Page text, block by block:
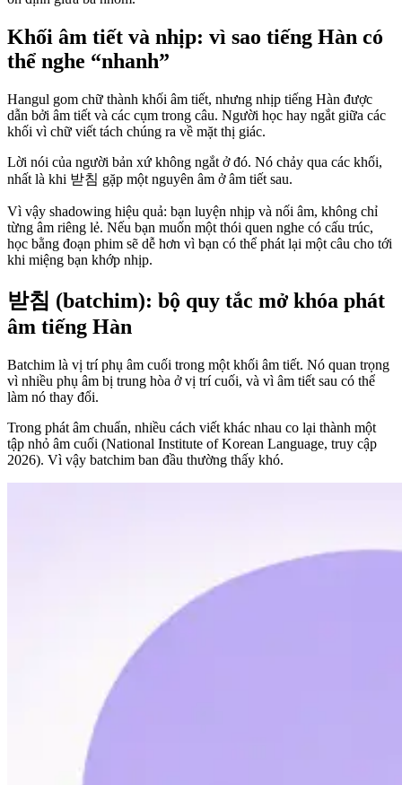
Khối âm tiết và nhịp: vì sao tiếng Hàn có
thể nghe “nhanh”
Hangul gom chữ thành khối âm tiết, nhưng nhịp tiếng Hàn được
dẫn bởi âm tiết và các cụm trong câu. Người học hay ngắt giữa các
khối vì chữ viết tách chúng ra về mặt thị giác.
Lời nói của người bản xứ không ngắt ở đó. Nó chảy qua các khối,
nhất là khi 받침 gặp một nguyên âm ở âm tiết sau.
Vì vậy shadowing hiệu quả: bạn luyện nhịp và nối âm, không chỉ
từng âm riêng lẻ. Nếu bạn muốn một thói quen nghe có cấu trúc,
học bằng đoạn phim sẽ dễ hơn vì bạn có thể phát lại một câu cho tới
khi miệng bạn khớp nhịp.
받침 (batchim): bộ quy tắc mở khóa phát
âm tiếng Hàn
Batchim là vị trí phụ âm cuối trong một khối âm tiết. Nó quan trọng
vì nhiều phụ âm bị trung hòa ở vị trí cuối, và vì âm tiết sau có thể
làm nó thay đổi.
Trong phát âm chuẩn, nhiều cách viết khác nhau co lại thành một
tập nhỏ âm cuối (National Institute of Korean Language, truy cập
2026). Vì vậy batchim ban đầu thường thấy khó.